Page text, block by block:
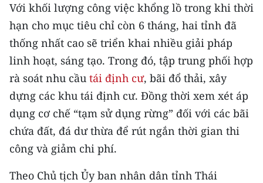
Với khối lượng công việc khổng lồ trong khi thời
hạn cho mục tiêu chỉ còn 6 tháng, hai tỉnh đã
thống nhất cao sẽ triển khai nhiều giải pháp
linh hoạt, sáng tạo. Trong đó, tập trung phối hợp
rà soát nhu cầu tái định cư, bãi đổ thải, xây
dựng các khu tái định cư. Đồng thời xem xét áp
dụng cơ chế “tạm sử dụng rừng” đối với các bãi
chứa đất, đá dư thừa để rút ngắn thời gian thi
công và giảm chi phí.
Theo Chủ tịch Ủy ban nhân dân tỉnh Thái